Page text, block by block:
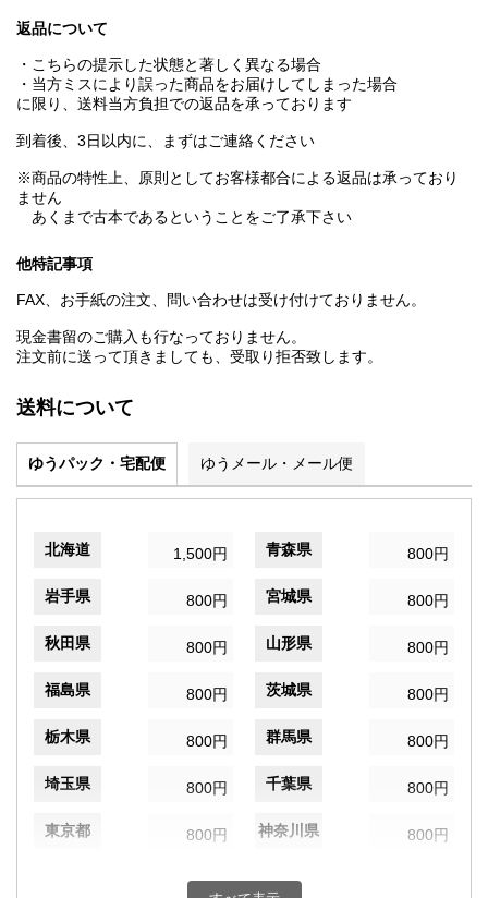
返品について
・こちらの提示した状態と著しく異なる場合
・当方ミスにより誤った商品をお届けしてしまった場合
に限り、送料当方負担での返品を承っております
到着後、3日以内に、まずはご連絡ください
※商品の特性上、原則としてお客様都合による返品は承っており
ません
あくまで古本であるということをご了承下さい
他特記事項
FAX、お手紙の注文、問い合わせは受け付けておりません。
現金書留のご購入も行なっておりません。
注文前に送って頂きましても、受取り拒否致します。
送料について
ゆうパック・宅配便 ゆうメール・メール便
北海道 1,500円 青森県 800円
岩手県 800円 宮城県 800円
秋田県 800円 山形県 800円
福島県 800円 茨城県 800円
栃木県 800円 群馬県 800円
埼玉県 800円 千葉県 800円
東京都 800円 神奈川県 800円
800円 富山県